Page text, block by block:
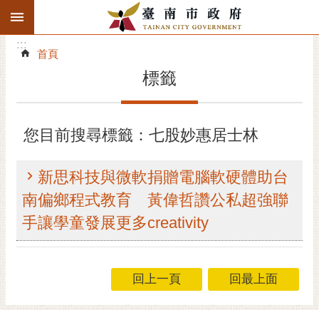
跳到主要內容區塊
搜
階
精彩府城
市府團隊
主題服務
:::
:::
首頁
標籤
您目前搜尋標籤：七股妙惠居士林
新思科技與微軟捐贈電腦軟硬體助台
南偏鄉程式教育 黃偉哲讚公私超強聯
手讓學童發展更多creativity
回上一頁 回最上面